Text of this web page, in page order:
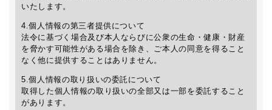
いたします。
4.個人情報の第三者提供について
法令に基づく場合及び本人ならびに公衆の生命・健康・財産
を脅かす可能性がある場合を除き、ご本人の同意を得ること
なく他に提供することはありません。
5.個人情報の取り扱いの委託について
取得した個人情報の取り扱いの全部又は一部を委託すること
があります。